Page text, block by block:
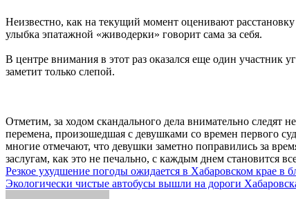
Неизвестно, как на текущий момент оценивают
улыбка эпатажной «живодерки» говорит сама за себя.
В центре внимания в этот раз оказался еще один участник
заметит только слепой.
Отметим, за ходом скандального дела внимательно следят
перемена, произошедшая с девушками со времен первого
многие отмечают, что девушки заметно поправились за
заслугам, как это не печально, с каждым днем становится
Навигация
по
Резкое ухудшение погоды ожидается в Хабаровском крае в
Экологически чистые автобусы вышли на дороги